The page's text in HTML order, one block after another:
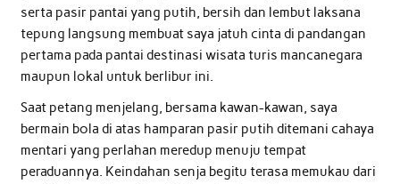
serta pasir pantai yang putih, bersih dan lembut laksana
tepung langsung membuat saya jatuh cinta di pandangan
pertama pada pantai destinasi wisata turis mancanegara
maupun lokal untuk berlibur ini.
Saat petang menjelang, bersama kawan-kawan, saya
bermain bola di atas hamparan pasir putih ditemani cahaya
mentari yang perlahan meredup menuju tempat
peraduannya. Keindahan senja begitu terasa memukau dari